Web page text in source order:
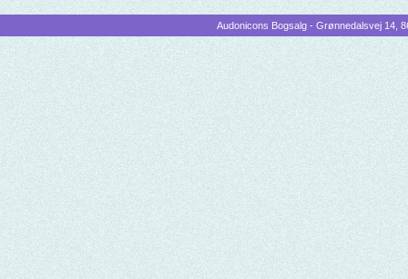
Audonicons Bogsalg - Grønnedalsvej 14,